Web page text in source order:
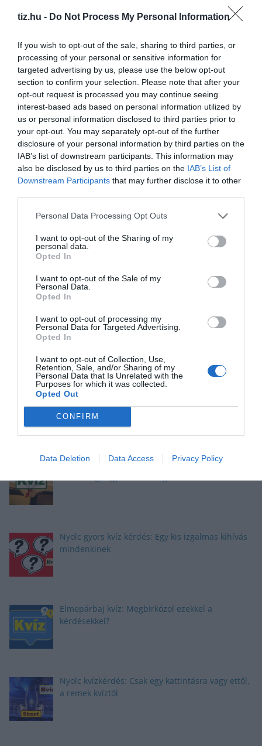
tiz.hu - Do Not Process My Personal Information
If you wish to opt-out of the sale, sharing to third parties, or
processing of your personal or sensitive information for
targeted advertising by us, please use the below opt-out
section to confirm your selection. Please note that after your
opt-out request is processed you may continue seeing
interest-based ads based on personal information utilized by
us or personal information disclosed to third parties prior to
your opt-out. You may separately opt-out of the further
disclosure of your personal information by third parties on the
IAB’s list of downstream participants. This information may
also be disclosed by us to third parties on the IAB’s List of
Downstream Participants that may further disclose it to other
Personal Data Processing Opt Outs
I want to opt-out of the Sharing of my
personal data.
Opted In
I want to opt-out of the Sale of my
Personal Data.
Opted In
I want to opt-out of processing my
Personal Data for Targeted Advertising.
Opted In
I want to opt-out of Collection, Use,
Retention, Sale, and/or Sharing of my
Personal Data that Is Unrelated with the
Purposes for which it was collected.
Opted Out
CONFIRM
Data Deletion Data Access Privacy Policy
jól sikerül
Nyolc kvízkérdés: Van pár perced? Játszd le ezt
az érdekes quizt
Tudásbővítő kvíz: Ez a frissítő teszt meg sem
Kvíz: Ha legalább 5 kérdésre jó a válaszod,
büszke lehetsz magadra
Okosító kvíz: Megbirkózol ezekkel a kérdésekkel?
Kvíz: Megbirkózol ezekkel az érdekes
feladványokkal?
Kvíz kérdések: Szerintünk, erre a kérdésekre van
Nyolc gyors kvíz kérdés: Egy kis izgalmas kihívás
mindenkinek
Elmepárbaj kvíz: Megbirkózol ezekkel a
kérdésekkel?
Nyolc kvízkérdés: Csak egy kattintásra vagy ettől,
a remek kvíztől